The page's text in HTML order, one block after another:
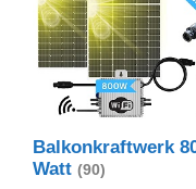
Balkonkraftwerk
Watt (90)